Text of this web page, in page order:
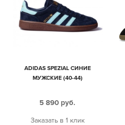
ADIDAS SPEZIAL СИНИЕ
МУЖСКИЕ (40-44)
5 890 руб.
Заказать в 1 клик